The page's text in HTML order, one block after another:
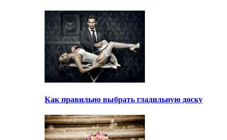
Как правильно выбрать гладильную доску